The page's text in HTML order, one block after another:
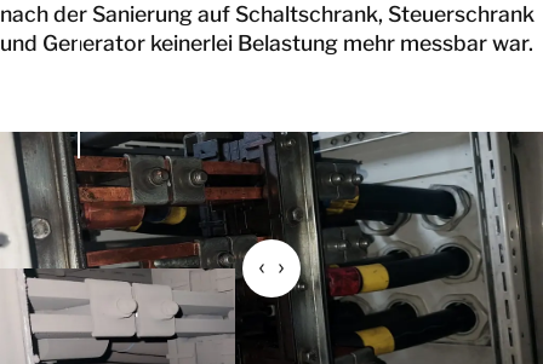
nach der Sanierung auf Schaltschrank, Steuerschrank
und Generator keinerlei Belastung mehr messbar war.